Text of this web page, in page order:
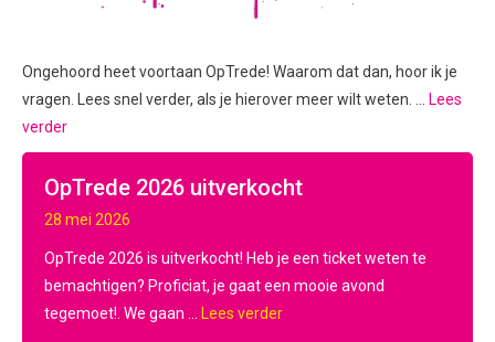
Ongehoord heet voortaan OpTrede! Waarom dat dan, hoor ik je
vragen. Lees snel verder, als je hierover meer wilt weten. …
Lees
verder
OpTrede 2026 uitverkocht
28 mei 2026
OpTrede 2026 is uitverkocht! Heb je een ticket weten te
bemachtigen? Proficiat, je gaat een mooie avond
tegemoet!. We gaan ...
Lees verder